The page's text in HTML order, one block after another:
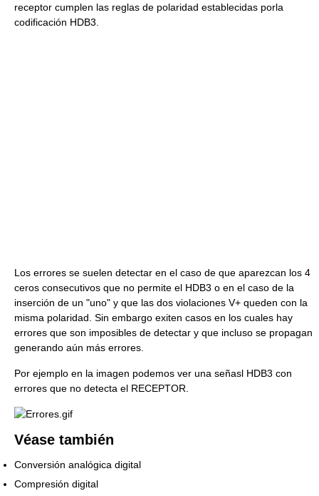
receptor cumplen las reglas de polaridad establecidas porla
codificación HDB3.
Los errores se suelen detectar en el caso de que aparezcan los 4
ceros consecutivos que no permite el HDB3 o en el caso de la
inserción de un "uno" y que las dos violaciones V+ queden con la
misma polaridad. Sin embargo exiten casos en los cuales hay
errores que son imposibles de detectar y que incluso se propagan
generando aún más errores.
Por ejemplo en la imagen podemos ver una señasl HDB3 con
errores que no detecta el RECEPTOR.
Véase también
Conversión analógica digital
Compresión digital